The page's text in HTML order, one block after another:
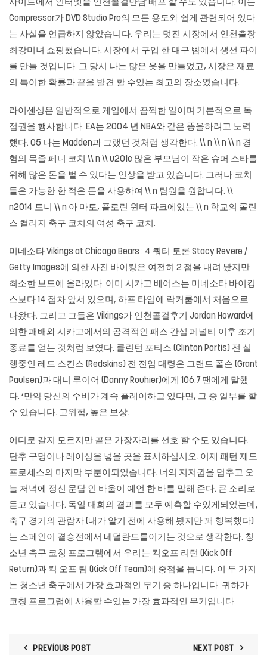
사이트에서 인터넷을 인천콜걸만남 배포 할 수도 있습니다. 이는
Compressor가 DVD Studio Pro의 모든 용도와 쉽게 관련되어 있다
는 사실을 언급하지 않았습니다. 우리는 멋진 시장에서 인천출장
최강미녀 쇼핑했습니다. 시장에서 구입 한 대구 뺨에서 생선 파이
를 만들 것입니다. 그 당시 나는 많은 옷을 만들었고, 시장은 재료
의 특이한 확률과 끝을 발견 할 수있는 최고의 장소였습니다.
라이센싱은 일반적으로 게임에서 끔찍한 일이며 기본적으로 독
점권을 행사합니다. EA는 2004 년 NBA와 같은 똥을하려고 노력
했다. 05 나는 Madden과 그랬던 것처럼 생각한다. \\ n \\ n \\ n 경
험의 목줄 페니 코치 \\ n \\ u201c 많은 부모님이 작은 슈퍼 스타를
위해 많은 돈을 벌 수 있다는 인상을 받고 있습니다. 그러나 코치
들은 가능한 한 적은 돈을 사용하여 \\ n 팀원을 원합니다. \\
n2014 토니 \\ n 아 마토, 플로린 윈터 파크에있는 \\ n 학교의 롤린
스 컬리지 축구 코치의 여성 축구 코치.
미네소타 Vikings at Chicago Bears : 4 쿼터 토론 Stacy Revere /
Getty Images에 의한 사진 바이킹은 여전히 ​​2 점을 내려 봤지만
최소한 보드에 올라있다. 이미 시카고 베어스는 미네소타 바이킹
스보다 14 점차 앞서 있으며, 하프 타임에 락커룸에서 처음으로
나왔다. 그리고 그들은 Vikings가 인천콜걸후기 Jordan Howard에
의한 패배와 시카고에서의 공격적인 패스 간섭 페널티 이후 조기
종료를 얻는 것처럼 보였다. 클린턴 포티스 (Clinton Portis) 전 실
행중인 레드 스킨스 (Redskins) 전 전임 대령은 그랜트 폴슨 (Grant
Paulsen)과 대니 루이어 (Danny Rouhier)에게 106.7 팬에게 말했
다. ‘만약 당신의 수비가 계속 플레이하고 있다면, 그 중 일부를 할
수 있습니다. 고위험, 높은 보상.
어디로 갈지 모르지만 곧은 가장자리를 선호 할 수도 있습니다.
단추 구멍이나 레이싱을 넣을 곳을 표시하십시오. 이제 패턴 제도
프로세스의 마지막 부분이되었습니다. 너의 지저귐을 멈추고 오
늘 저녁에 정신 문답 인 바울이 예언 한 바를 말해 준다. 큰 소리로
듣고 있습니다. 독일 대회의 결과를 모두 예측할 수있게되었는데,
축구 경기의 관람자 (내가 알기 전에 사용해 봤지만 꽤 행복했다)
는 스페인이 결승전에서 네덜란드를이기는 것으로 생각한다. 청
소년 축구 코칭 프로그램에서 우리는 킥오프 리턴 (Kick Off
Return)과 킥 오프 팀 (Kick Off Team)에 중점을 둡니다. 이 두 가지
는 청소년 축구에서 가장 효과적인 무기 중 하나입니다. 귀하가
코칭 프로그램에 사용할 수있는 가장 효과적인 무기입니다.
PREVIOUS POST NEXT POST